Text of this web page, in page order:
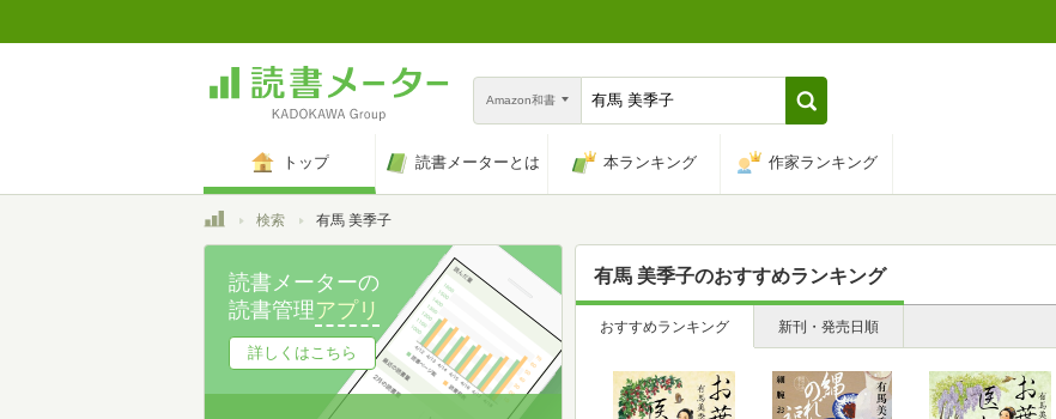
Amazon和書
トップ 読書メーターとは 本ランキング 作家ランキング
トップ検索 有馬 美季子
有馬 美季子のおすすめランキング
おすすめランキング 新刊・発売日順
読書メーターの
読書管理アプリ
詳しくはこちら